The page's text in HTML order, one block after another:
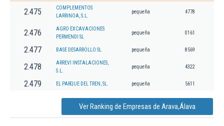
2.475
COMPLEMENTOS
LARRINOA, S.L.
pequeña 4778
2.476
AGRO EXCAVACIONES
PERMENDI SL
pequeña 0161
2.477 BASE DESARROLLO SL pequeña 8569
2.478
ARREVI INSTALACIONES,
S.L.
pequeña 4322
2.479 EL PARQUE DEL TREN, SL. pequeña 5611
Ver Ranking de Empresas de Arava,Álava